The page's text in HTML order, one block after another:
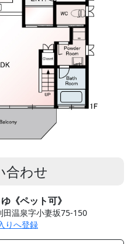
合わせ
《ペット可》
田温泉字小妻坂75-150
りへ登録